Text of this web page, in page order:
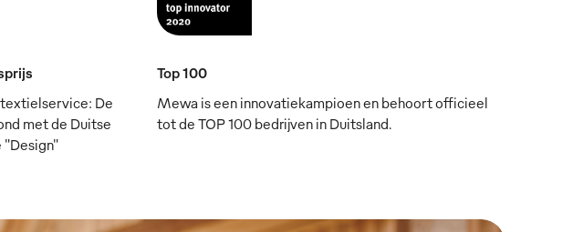
De
met de Duitse
"Design"
Top 100
Mewa is een innovatiekampioen en behoort officieel
tot de TOP 100 bedrijven in Duitsland.